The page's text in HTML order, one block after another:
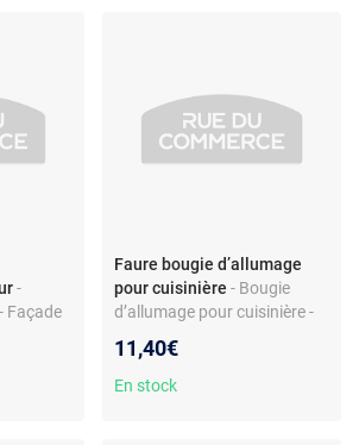
-
Façade
Faure bougie d’allumage
pour cuisinière - Bougie
d’allumage pour cuisinière -
métal - compatible
TG5050W1
11,40€
En stock